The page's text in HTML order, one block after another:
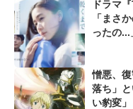
ドラマ
「まさ
ったの...
憎悪、
落ち」
い豹変